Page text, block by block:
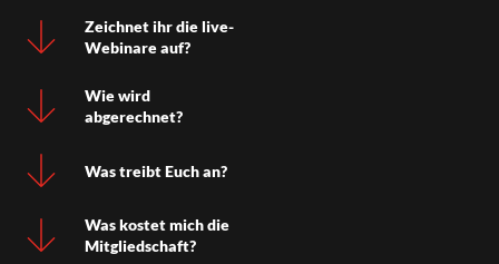
Zeichnet ihr die live-
Webinare auf?
Wie wird
abgerechnet?
Was treibt Euch an?
Was kostet mich die
Mitgliedschaft?